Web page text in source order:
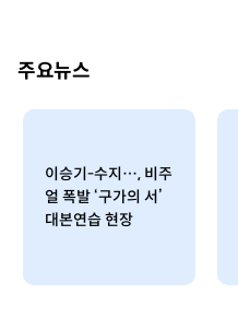
주요뉴스
이승기-수지…, 비주
얼 폭발 ‘구가의 서’
대본연습 현장